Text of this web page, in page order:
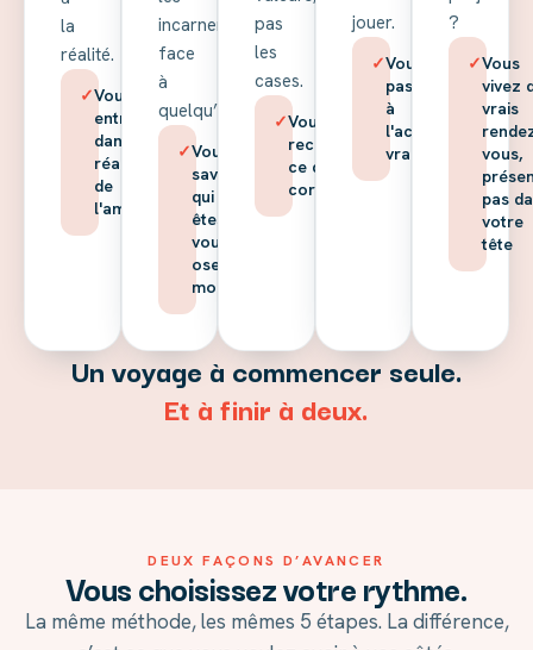
la
réalité.
✓Vous
entrez
dans la
réalité
de
l'amour
incarner
face
à
quelqu’un.
✓Vous
savez
qui vous
êtes et
vous
osez le
montrer
pas
les
cases.
✓Vous savez
reconnaître
ce qui vous
correspond
jouer.
✓Vous
passez
à
l'action,
vraiment
?
✓Vous
vivez
vrais
vous,
pas
votre
tête
Un voyage à commencer seule.
Et à finir à deux.
DEUX FAÇONS D’AVANCER
Vous choisissez votre rythme.
La même méthode, les mêmes 5 étapes. La différence,